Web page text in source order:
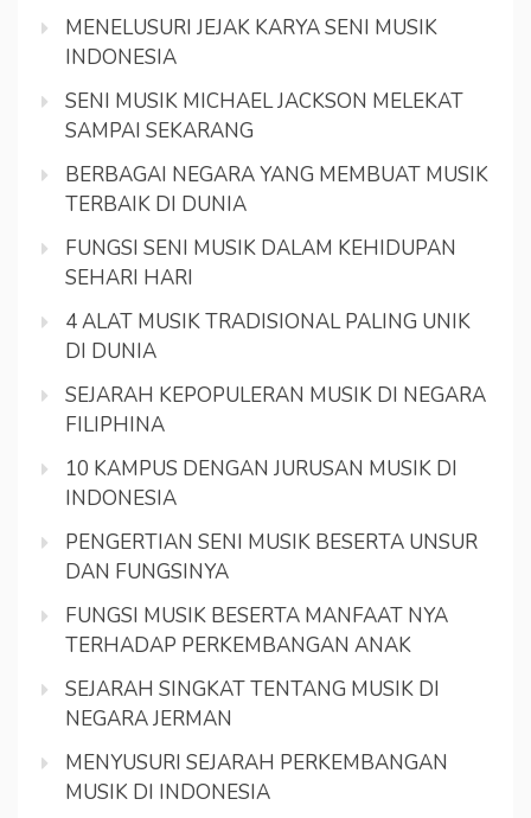
MENELUSURI JEJAK KARYA SENI MUSIK
INDONESIA
SENI MUSIK MICHAEL JACKSON MELEKAT
SAMPAI SEKARANG
BERBAGAI NEGARA YANG MEMBUAT MUSIK
TERBAIK DI DUNIA
FUNGSI SENI MUSIK DALAM KEHIDUPAN
SEHARI HARI
4 ALAT MUSIK TRADISIONAL PALING UNIK
DI DUNIA
SEJARAH KEPOPULERAN MUSIK DI NEGARA
FILIPHINA
10 KAMPUS DENGAN JURUSAN MUSIK DI
INDONESIA
PENGERTIAN SENI MUSIK BESERTA UNSUR
DAN FUNGSINYA
FUNGSI MUSIK BESERTA MANFAAT NYA
TERHADAP PERKEMBANGAN ANAK
SEJARAH SINGKAT TENTANG MUSIK DI
NEGARA JERMAN
MENYUSURI SEJARAH PERKEMBANGAN
MUSIK DI INDONESIA